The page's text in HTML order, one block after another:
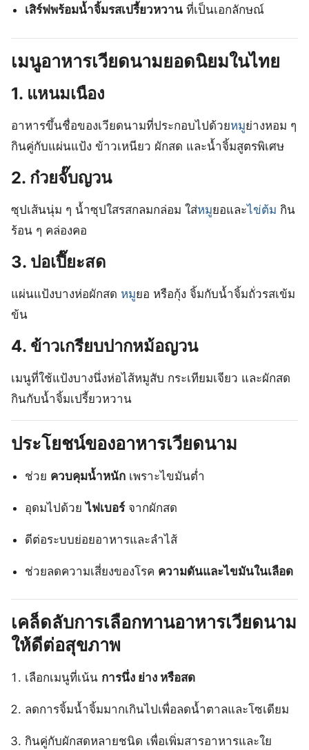
เสิร์ฟพร้อมน้ำจิ้มรสเปรี้ยวหวาน ที่เป็นเอกลักษณ์
เมนูอาหารเวียดนามยอดนิยมในไทย
1. แหนมเนือง
อาหารขึ้นชื่อของเวียดนามที่ประกอบไปด้วยหมูย่างหอม ๆ
กินคู่กับแผ่นแป้ง ข้าวเหนียว ผักสด และน้ำจิ้มสูตรพิเศษ
2. ก๋วยจั๊บญวน
ซุปเส้นนุ่ม ๆ น้ำซุปใสรสกลมกล่อม ใส่หมูยอและไข่ต้ม กิน
ร้อน ๆ คล่องคอ
3. ปอเปี๊ยะสด
แผ่นแป้งบางห่อผักสด หมูยอ หรือกุ้ง จิ้มกับน้ำจิ้มถั่วรสเข้ม
ข้น
4. ข้าวเกรียบปากหม้อญวน
เมนูที่ใช้แป้งบางนึ่งห่อไส้หมูสับ กระเทียมเจียว และผักสด
กินกับน้ำจิ้มเปรี้ยวหวาน
ประโยชน์ของอาหารเวียดนาม
ช่วย ควบคุมน้ำหนัก เพราะไขมันต่ำ
อุดมไปด้วยไฟเบอร์จากผักสด
ดีต่อระบบย่อยอาหารและลำไส้
ช่วยลดความเสี่ยงของโรค ความดันและไขมันในเลือด
เคล็ดลับการเลือกทานอาหารเวียดนาม
ให้ดีต่อสุขภาพ
เลือกเมนูที่เน้น การนึ่ง ย่าง หรือสด
ลดการจิ้มน้ำจิ้มมากเกินไปเพื่อลดน้ำตาลและโซเดียม
กินคู่กับผักสดหลายชนิด เพื่อเพิ่มสารอาหารและใย